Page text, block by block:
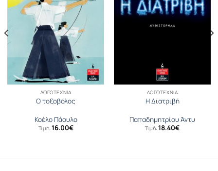
ΛΟΓΟΤΕΧΝΊΑ
Ο τοξοβόλος
Κοέλο Πάουλο
Τιμή: 16.00€
ΛΟΓΟΤΕΧΝΊΑ
Η Διατριβή
Παπαδημητρίου Άντυ
Τιμή: 18.40€